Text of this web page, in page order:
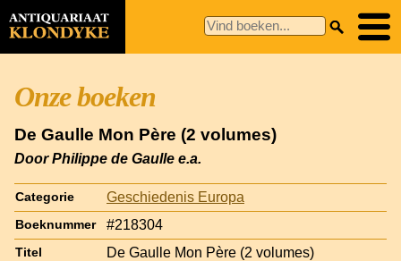
Onze boeken
De Gaulle Mon Père (2 volumes)
Door Philippe de Gaulle e.a.
Categorie Geschiedenis Europa
Boeknummer #218304
Titel De Gaulle Mon Père (2 volumes)